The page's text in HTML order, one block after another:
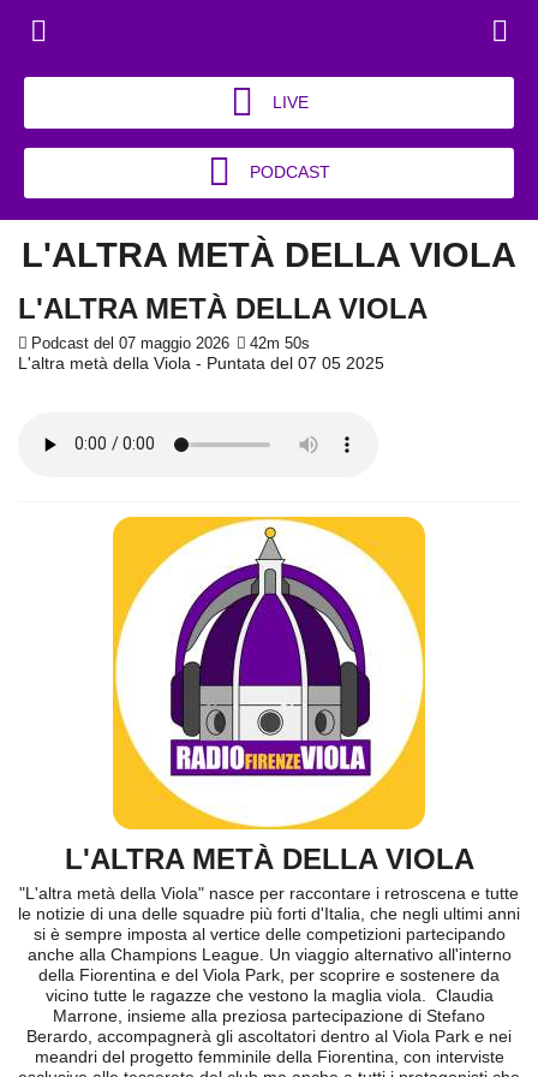
LIVE
PODCAST
L'ALTRA METÀ DELLA VIOLA
L'ALTRA METÀ DELLA VIOLA
Podcast del 07 maggio 2026 42m 50s
L'altra metà della Viola - Puntata del 07 05 2025
L'ALTRA METÀ DELLA VIOLA
"L'altra metà della Viola" nasce per raccontare i retroscena e tutte
le notizie di una delle squadre più forti d'Italia, che negli ultimi anni
si è sempre imposta al vertice delle competizioni partecipando
anche alla Champions League. Un viaggio alternativo all'interno
della Fiorentina e del Viola Park, per scoprire e sostenere da
vicino tutte le ragazze che vestono la maglia viola. Claudia
Marrone, insieme alla preziosa partecipazione di Stefano
Berardo, accompagnerà gli ascoltatori dentro al Viola Park e nei
meandri del progetto femminile della Fiorentina, con interviste